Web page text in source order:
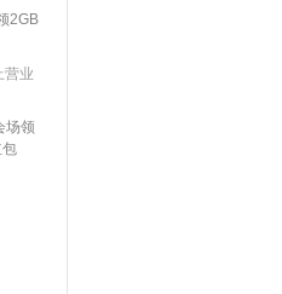
2GB
营业
场领